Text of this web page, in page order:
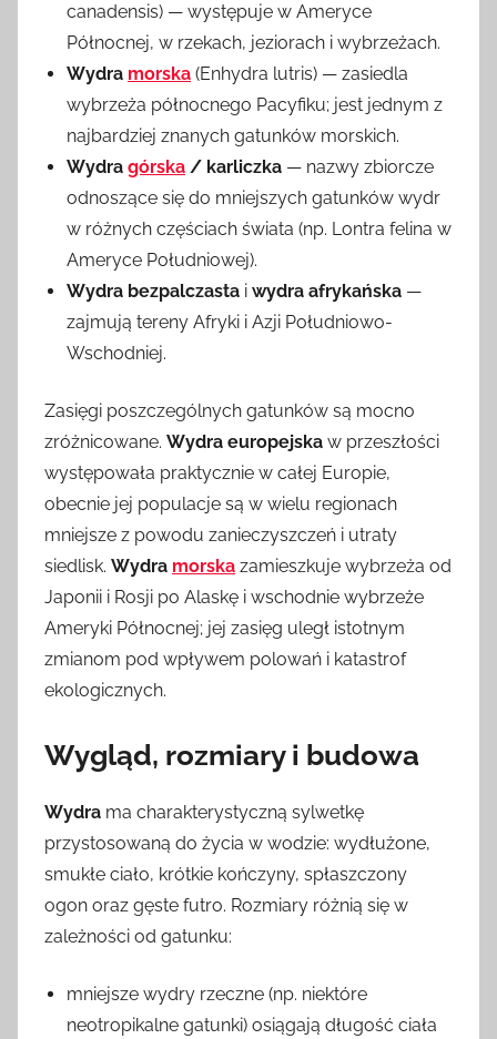
canadensis) — występuje w Ameryce
Północnej, w rzekach, jeziorach i wybrzeżach.
Wydra morska (Enhydra lutris) — zasiedla
wybrzeża północnego Pacyfiku; jest jednym z
najbardziej znanych gatunków morskich.
Wydra górska / karliczka — nazwy zbiorcze
odnoszące się do mniejszych gatunków wydr
w różnych częściach świata (np. Lontra felina w
Ameryce Południowej).
Wydra bezpalczasta i wydra afrykańska —
zajmują tereny Afryki i Azji Południowo-
Wschodniej.
Zasięgi poszczególnych gatunków są mocno
zróżnicowane. Wydra europejska w przeszłości
występowała praktycznie w całej Europie,
obecnie jej populacje są w wielu regionach
mniejsze z powodu zanieczyszczeń i utraty
siedlisk. Wydra morska zamieszkuje wybrzeża od
Japonii i Rosji po Alaskę i wschodnie wybrzeże
Ameryki Północnej; jej zasięg uległ istotnym
zmianom pod wpływem polowań i katastrof
ekologicznych.
Wygląd, rozmiary i budowa
Wydra ma charakterystyczną sylwetkę
przystosowaną do życia w wodzie: wydłużone,
smukłe ciało, krótkie kończyny, spłaszczony
ogon oraz gęste futro. Rozmiary różnią się w
zależności od gatunku:
mniejsze wydry rzeczne (np. niektóre
neotropikalne gatunki) osiągają długość ciała